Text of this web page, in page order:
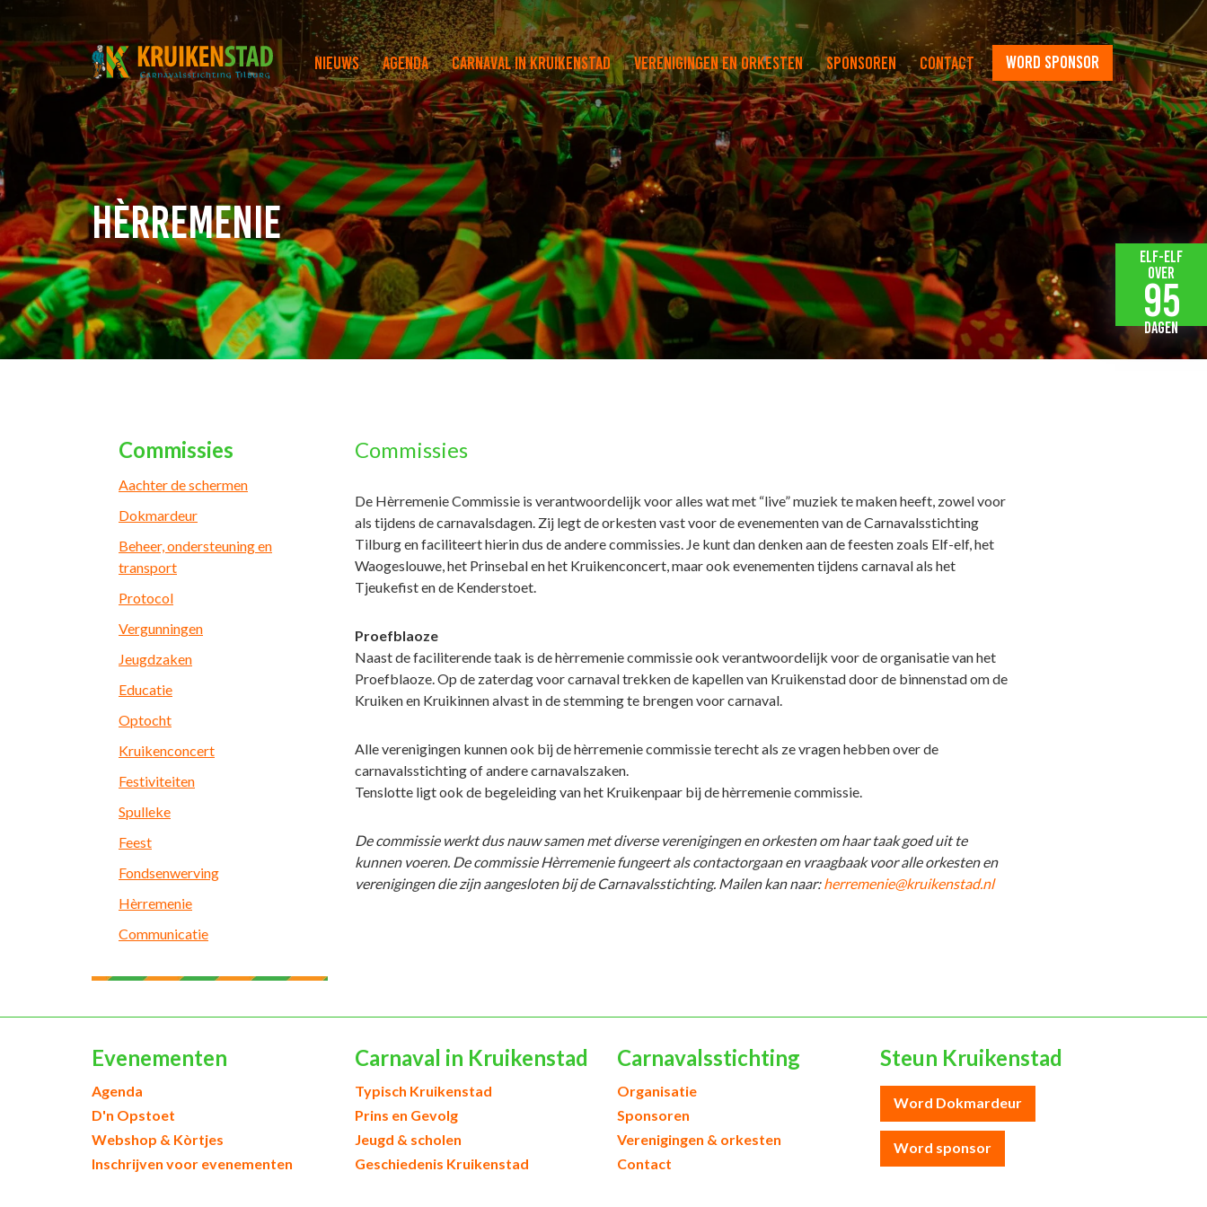
Nieuws Agenda Carnaval in Kruikenstad Verenigingen en orkesten Sponsoren Contact word sponsor
Hèrremenie
Commissies
Aachter de schermen
Dokmardeur
Beheer, ondersteuning en
transport
Protocol
Vergunningen
Jeugdzaken
Educatie
Optocht
Kruikenconcert
Festiviteiten
Spulleke
Feest
Fondsenwerving
Hèrremenie
Communicatie
Commissies
De Hèrremenie Commissie is verantwoordelijk voor alles wat met “live” muziek te maken heeft, zowel voor
als tijdens de carnavalsdagen. Zij legt de orkesten vast voor de evenementen van de Carnavalsstichting
Tilburg en faciliteert hierin dus de andere commissies. Je kunt dan denken aan de feesten zoals Elf-elf, het
Waogeslouwe, het Prinsebal en het Kruikenconcert, maar ook evenementen tijdens carnaval als het
Tjeukefist en de Kenderstoet.
Proefblaoze
Naast de faciliterende taak is de hèrremenie commissie ook verantwoordelijk voor de organisatie van het
Proefblaoze. Op de zaterdag voor carnaval trekken de kapellen van Kruikenstad door de binnenstad om de
Kruiken en Kruikinnen alvast in de stemming te brengen voor carnaval.
Alle verenigingen kunnen ook bij de hèrremenie commissie terecht als ze vragen hebben over de
carnavalsstichting of andere carnavalszaken.
Tenslotte ligt ook de begeleiding van het Kruikenpaar bij de hèrremenie commissie.
De commissie werkt dus nauw samen met diverse verenigingen en orkesten om haar taak goed uit te
kunnen voeren. Decommissie Hèrremenie fungeert als contactorgaan en vraagbaak voor alle orkesten en
verenigingen die zijn aangesloten bij de Carnavalsstichting. Mailen kan naar:herremenie@kruikenstad.nl
Elf-elf
over
95
dagen
Evenementen
Agenda
D'n Opstoet
Webshop & Kòrtjes
Inschrijven voor evenementen
Carnaval in Kruikenstad
Typisch Kruikenstad
Prins en Gevolg
Jeugd & scholen
Geschiedenis Kruikenstad
Carnavalsstichting
Organisatie
Sponsoren
Verenigingen & orkesten
Contact
Steun Kruikenstad
Word Dokmardeur
Word sponsor